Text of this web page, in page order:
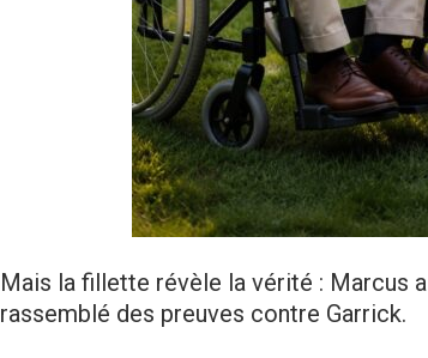
Mais la fillette révèle la vérité : Marcus
rassemblé des preuves contre Garrick.